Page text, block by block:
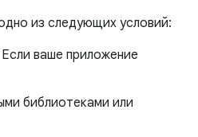
из следующих условий:
ваше приложение
библиотеками или